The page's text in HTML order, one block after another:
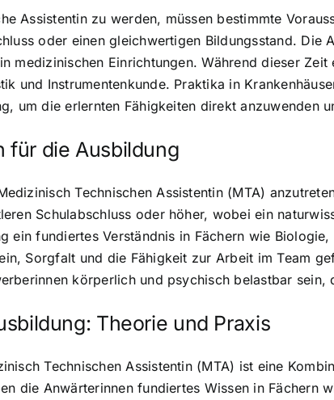
Assistentin zu werden, müssen bestimmte
oder einen gleichwertigen Bildungsstand.
medizinischen Einrichtungen. Während dieser
und Instrumentenkunde. Praktika in
um die erlernten Fähigkeiten direkt anzuwenden
für die Ausbildung
Technischen Assistentin (MTA)
Schulabschluss oder höher, wobei ein
ein fundiertes Verständnis in Fächern wie
Sorgfalt und die Fähigkeit zur Arbeit im Team
körperlich und psychisch belastbar
Theorie und Praxis
Technischen Assistentin (MTA) ist eine
die Anwärterinnen fundiertes Wissen in Fächern